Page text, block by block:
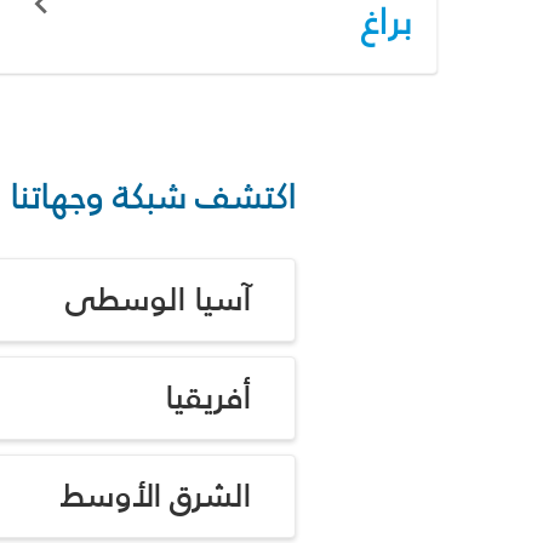
براغ
اكتشف شبكة وجهاتنا
آسيا الوسطى
أفريقيا
الشرق الأوسط